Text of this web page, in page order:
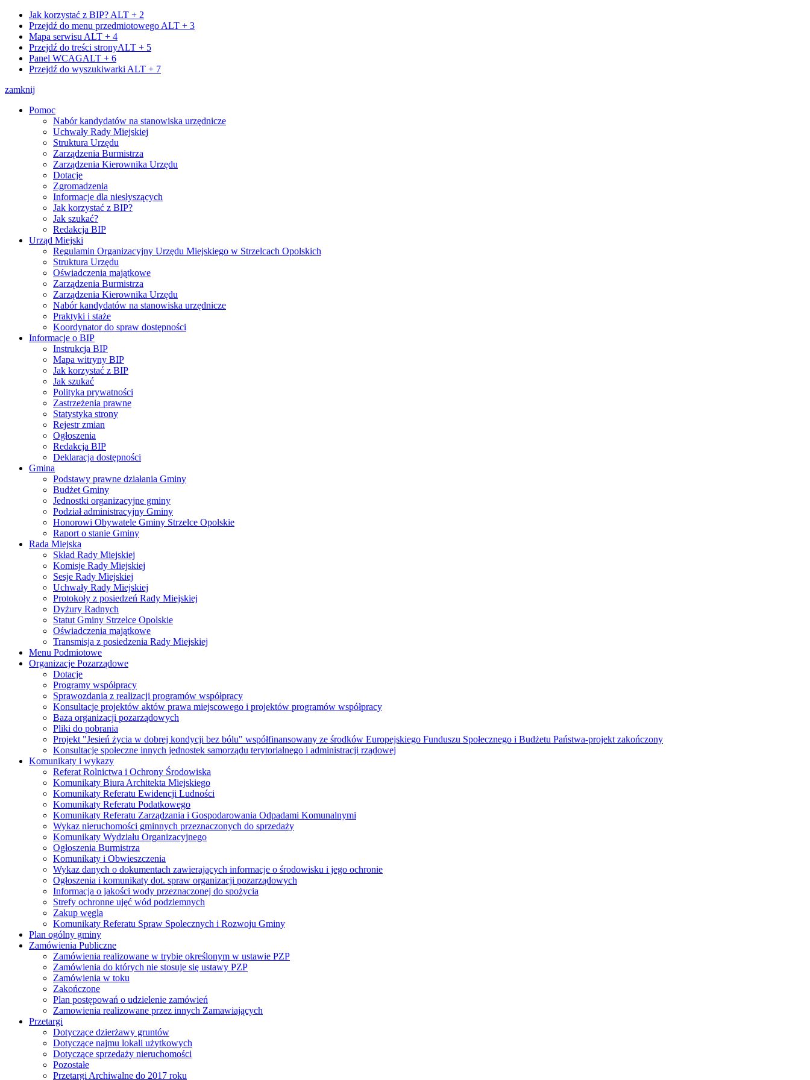
Jak korzystać z BIP? ALT + 2
Przejdź do menu przedmiotowego ALT + 3
Mapa serwisu ALT + 4
Przejdź do treści stronyALT + 5
Panel WCAGALT + 6
Przejdź do wyszukiwarki ALT + 7
zamknij
Pomoc
Nabór kandydatów na stanowiska urzędnicze
Uchwały Rady Miejskiej
Struktura Urzędu
Zarządzenia Burmistrza
Zarządzenia Kierownika Urzędu
Dotacje
Zgromadzenia
Informacje dla niesłyszących
Jak korzystać z BIP?
Jak szukać?
Redakcja BIP
Urząd Miejski
Regulamin Organizacyjny Urzędu Miejskiego w Strzelcach Opolskich
Struktura Urzędu
Oświadczenia majątkowe
Zarządzenia Burmistrza
Zarządzenia Kierownika Urzędu
Nabór kandydatów na stanowiska urzędnicze
Praktyki i staże
Koordynator do spraw dostępności
Informacje o BIP
Instrukcja BIP
Mapa witryny BIP
Jak korzystać z BIP
Jak szukać
Polityka prywatności
Zastrzeżenia prawne
Statystyka strony
Rejestr zmian
Ogłoszenia
Redakcja BIP
Deklaracja dostępności
Gmina
Podstawy prawne działania Gminy
Budżet Gminy
Jednostki organizacyjne gminy
Podział administracyjny Gminy
Honorowi Obywatele Gminy Strzelce Opolskie
Raport o stanie Gminy
Rada Miejska
Skład Rady Miejskiej
Komisje Rady Miejskiej
Sesje Rady Miejskiej
Uchwały Rady Miejskiej
Protokoły z posiedzeń Rady Miejskiej
Dyżury Radnych
Statut Gminy Strzelce Opolskie
Oświadczenia majątkowe
Transmisja z posiedzenia Rady Miejskiej
Menu Podmiotowe
Organizacje Pozarządowe
Dotacje
Programy współpracy
Sprawozdania z realizacji programów współpracy
Konsultacje projektów aktów prawa miejscowego i projektów programów współpracy
Baza organizacji pozarządowych
Pliki do pobrania
Projekt "Jesień życia w dobrej kondycji bez bólu" współfinansowany ze środków Europejskiego Funduszu Społecznego i Budżetu Państwa-projekt zakończony
Konsultacje społeczne innych jednostek samorządu terytorialnego i administracji rządowej
Komunikaty i wykazy
Referat Rolnictwa i Ochrony Środowiska
Komunikaty Biura Architekta Miejskiego
Komunikaty Referatu Ewidencji Ludności
Komunikaty Referatu Podatkowego
Komunikaty Referatu Zarządzania i Gospodarowania Odpadami Komunalnymi
Wykaz nieruchomości gminnych przeznaczonych do sprzedaży
Komunikaty Wydziału Organizacyjnego
Ogłoszenia Burmistrza
Komunikaty i Obwieszczenia
Wykaz danych o dokumentach zawierających informacje o środowisku i jego ochronie
Ogłoszenia i komunikaty dot. spraw organizacji pozarządowych
Informacja o jakości wody przeznaczonej do spożycia
Strefy ochronne ujęć wód podziemnych
Zakup węgla
Komunikaty Referatu Spraw Spolecznych i Rozwoju Gminy
Plan ogólny gminy
Zamówienia Publiczne
Zamówienia realizowane w trybie określonym w ustawie PZP
Zamówienia do których nie stosuje się ustawy PZP
Zamówienia w toku
Zakończone
Plan postępowań o udzielenie zamówień
Zamowienia realizowane przez innych Zamawiających
Przetargi
Dotyczące dzierżawy gruntów
Dotyczące najmu lokali użytkowych
Dotyczące sprzedaży nieruchomości
Pozostałe
Przetargi Archiwalne do 2017 roku